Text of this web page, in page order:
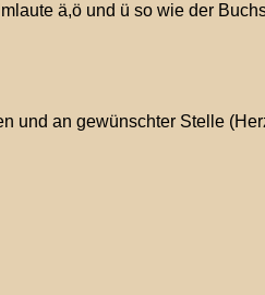
ä,ö und ü so wie der
an gewünschter Stelle